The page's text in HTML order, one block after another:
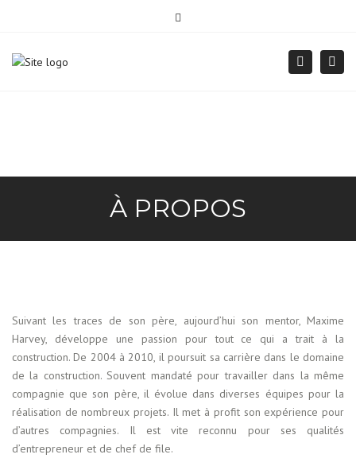
Search
À PROPOS
Suivant les traces de son père, aujourd’hui son mentor, Maxime
Harvey, développe une passion pour tout ce qui a trait à la
construction. De 2004 à 2010, il poursuit sa carrière dans le domaine
de la construction. Souvent mandaté pour travailler dans la même
compagnie que son père, il évolue dans diverses équipes pour la
réalisation de nombreux projets. Il met à profit son expérience pour
d’autres compagnies. Il est vite reconnu pour ses qualités
d’entrepreneur et de chef de file.